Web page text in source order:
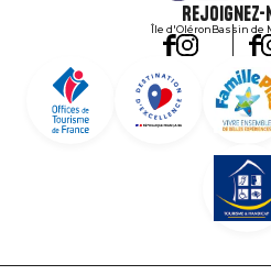
Rejoignez-
Île d'OléronBassin de